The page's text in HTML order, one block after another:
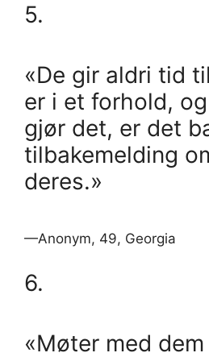
5.
«De gir aldri tid
er i et forhold,
gjør det, er det
tilbakemelding
deres.»
—Anonym, 49, Georgia
6.
«Møter med